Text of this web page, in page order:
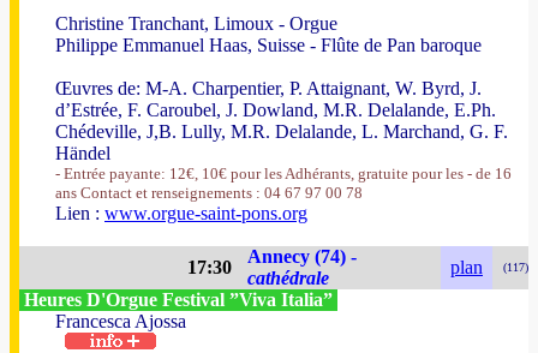
Christine Tranchant, Limoux - Orgue
Philippe Emmanuel Haas, Suisse - Flûte de Pan baroque
Œuvres de: M-A. Charpentier, P. Attaignant, W. Byrd, J.
d’Estrée, F. Caroubel, J. Dowland, M.R. Delalande, E.Ph.
Chédeville, J,B. Lully, M.R. Delalande, L. Marchand, G. F.
Händel
- Entrée payante: 12€, 10€ pour les Adhérants, gratuite pour les - de 16
ans Contact et renseignements : 04 67 97 00 78
Lien : www.orgue-saint-pons.org
17:30
Annecy (74) -
cathédrale
plan (117)
Heures D'Orgue Festival ”Viva Italia”
Francesca Ajossa